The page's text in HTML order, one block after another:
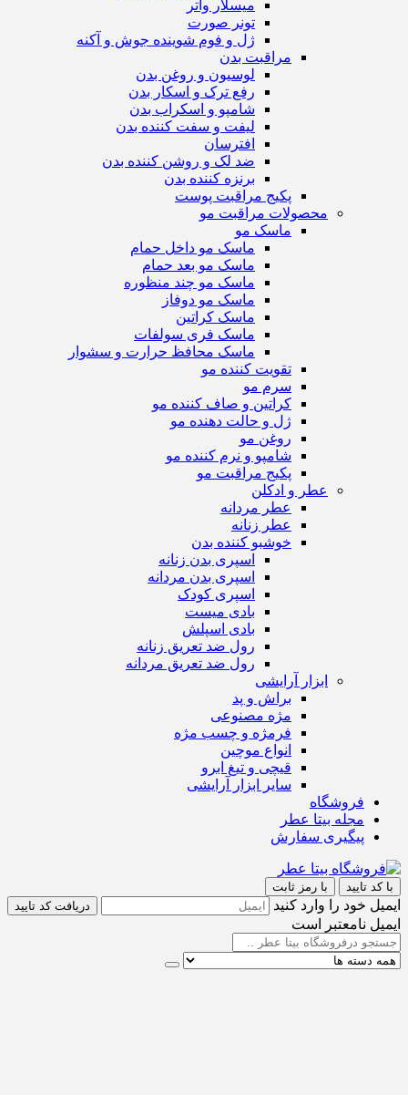
میسلار واتر
تونر صورت
ژل و فوم شوینده جوش و آکنه
مراقبت بدن
لوسیون و روغن بدن
رفع ترک و اسکار بدن
شامپو و اسکراب بدن
لیفت و سفت کننده بدن
افترسان
ضد لک و روشن کننده بدن
برنزه کننده بدن
پکیج مراقبت پوست
محصولات مراقبت مو
ماسک مو
ماسک مو داخل حمام
ماسک مو بعد حمام
ماسک مو چند منظوره
ماسک مو دوفاز
ماسک کراتین
ماسک فری سولفات
ماسک محافظ حرارت و سشوار
تقویت کننده مو
سرم مو
کراتین و صاف کننده مو
ژل و حالت دهنده مو
روغن مو
شامپو و نرم کننده مو
پکیج مراقبت مو
عطر و ادکلن
عطر مردانه
عطر زنانه
خوشبو کننده بدن
اسپری بدن زنانه
اسپری بدن مردانه
اسپری کودک
بادی میست
بادی اسپلش
رول ضد تعریق زنانه
رول ضد تعریق مردانه
ابزار آرایشی
براش و پد
مژه مصنوعی
فرمژه و چسب مژه
انواع موچین
قیچی و تیغ ابرو
سایر ابزار آرایشی
فروشگاه
مجله بیتا عطر
پیگیری سفارش
با کد تایید با رمز ثابت
ایمیل خود را وارد کنید دریافت کد تایید
ایمیل نامعتبر است